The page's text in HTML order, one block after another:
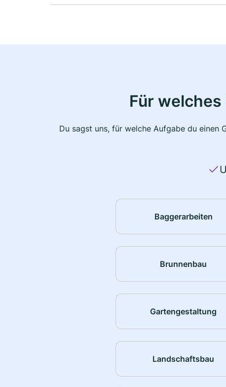
Für
Du sagst uns, für welche Aufgabe du einen
Baggerarbeiten
Brunnenbau
Gartengestaltung
Landschaftsbau